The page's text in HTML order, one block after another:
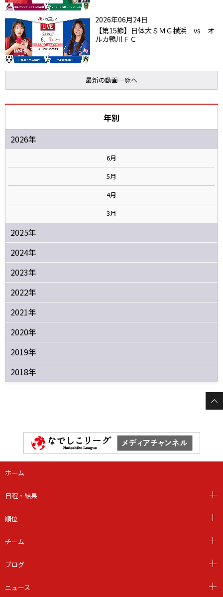
2026年06月24日
【第15節】日体大ＳＭＧ横浜 vs オ
ルカ鴨川ＦＣ
最新の動画一覧へ
年別
2026年
6月
5月
4月
3月
2025年
2024年
2023年
2022年
2021年
2020年
2019年
2018年
ホーム
日程・結果
順位
チーム
ブログ
ニュース